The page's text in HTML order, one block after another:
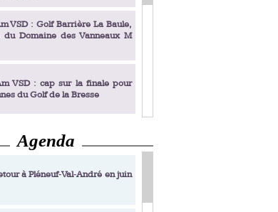
VSD : Golf Barrière La Baule,
Domaine des Vanneaux M
VSD : cap sur la finale pour
du Golf de la Bresse
VSD : Golf du Prieuré, elles
billet pour la finale
golf pensé pour les femmes
Agenda
à Pléneuf‑Val‑André en juin